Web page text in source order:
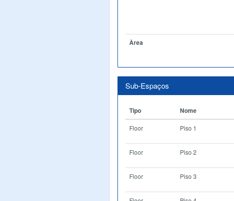
Àrea
Sub-Espaços
Tipo Nome
Floor Piso 1
Floor Piso 2
Floor Piso 3